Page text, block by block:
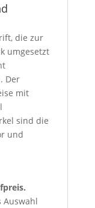
die zur
umgesetzt
Der
mit
sind die
und